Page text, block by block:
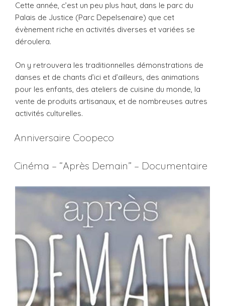
Cette année, c’est un peu plus haut, dans le parc du
Palais de Justice (Parc Depelsenaire) que cet
évènement riche en activités diverses et variées se
déroulera.
On y retrouvera les traditionnelles démonstrations de
danses et de chants d’ici et d’ailleurs, des animations
pour les enfants, des ateliers de cuisine du monde, la
vente de produits artisanaux, et de nombreuses autres
activités culturelles.
Anniversaire Coopeco
Cinéma – “Après Demain” – Documentaire